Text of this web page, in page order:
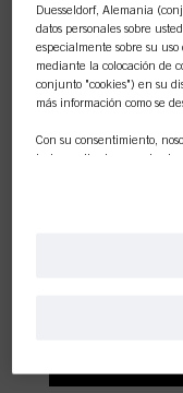
CREAR
Duesseldorf, Alemania
datos personales sobre
especialmente sobre su
mediante la colocación de
conjunto "cookies") en su
más información como se
Con su consentimiento,
independientes
conjuntos
huellas dactilares y
mejoren su uso de este
base, rastrearemos sus
personalizado, en